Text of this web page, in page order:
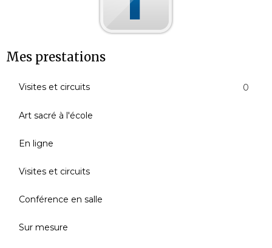
Mes prestations
Visites et circuits 0
Art sacré à l'école
En ligne
Visites et circuits
Conférence en salle
Sur mesure